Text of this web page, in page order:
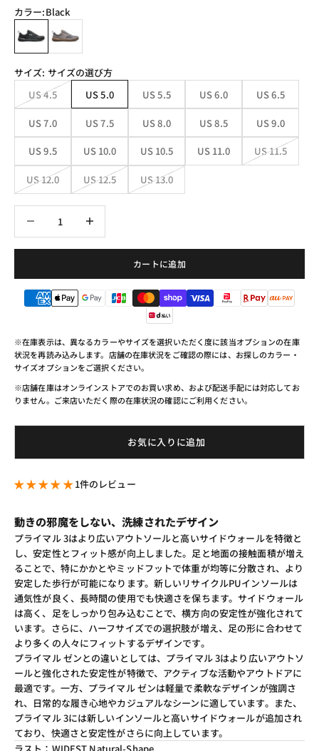
カラー:Black
Black
Slate
サイズ: サイズの選び方
US 4.5
US 5.0 US 5.5 US 6.0 US 6.5
US 7.0 US 7.5 US 8.0 US 8.5 US 9.0
US 9.5 US 10.0 US 10.5 US 11.0 US 11.5
US 12.0 US 12.5 US 13.0
カートに追加
※在庫表示は、異なるカラーやサイズを選択いただく度に該当オプションの在庫
状況を再読み込みします。店舗の在庫状況をご確認の際には、お探しのカラー・
サイズオプションをご選択ください。
※店舗在庫はオンラインストアでのお買い求め、および配送手配には対応してお
りません。ご来店いただく際の在庫状況の確認にご利用ください。
お気に入りに追加
1件のレビュー
動きの邪魔をしない、洗練されたデザイン
プライマル 3はより広いアウトソールと高いサイドウォールを特徴と
し、安定性とフィット感が向上しました。足と地面の接触面積が増え
ることで、特にかかとやミッドフットで体重が均等に分散され、より
安定した歩行が可能になります。新しいリサイクルPUインソールは
通気性が良く、長時間の使用でも快適さを保ちます。サイドウォール
は高く、足をしっかり包み込むことで、横方向の安定性が強化されて
います。さらに、ハーフサイズでの選択肢が増え、足の形に合わせて
より多くの人々にフィットするデザインです。
プライマル ゼンとの違いとしては、 プライマル 3はより広いアウトソ
ールと強化された安定性が特徴で、アクティブな活動やアウトドアに
最適です。一方、 プライマル ゼンは軽量で柔軟なデザインが強調さ
れ、日常的な履き心地やカジュアルなシーンに適しています。また、
プライマル 3には新しいインソールと高いサイドウォールが追加され
ており、快適さと安定性がさらに向上しています。
ラスト：WIDEST Natural-Shape